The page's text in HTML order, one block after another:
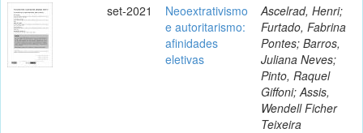
set-2021
Neoextrativismo
e autoritarismo:
afinidades
eletivas
Ascelrad, Henri;
Furtado, Fabrina
Pontes; Barros,
Juliana Neves;
Pinto, Raquel
Giffoni; Assis,
Wendell Ficher
Teixeira